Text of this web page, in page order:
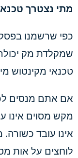
מתי נצטרך
כפי שרשמנו
שמקלדת מק
טכנאי מקינטוש
אם אתם מנסים
מקש מסוים אינו
אינו עובד
לוחצים על אות